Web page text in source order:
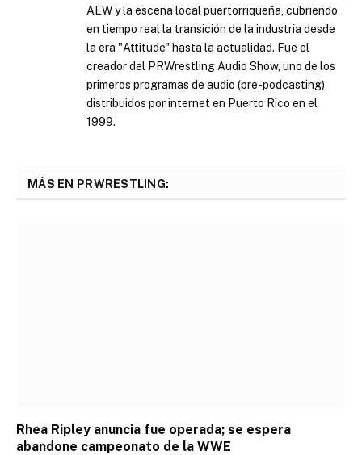
AEW y la escena local puertorriqueña, cubriendo
en tiempo real la transición de la industria desde
la era "Attitude" hasta la actualidad. Fue el
creador del PRWrestling Audio Show, uno de los
primeros programas de audio (pre-podcasting)
distribuidos por internet en Puerto Rico en el
1999.
MÁS EN PRWRESTLING:
Rhea Ripley anuncia fue operada; se espera
abandone campeonato de la WWE